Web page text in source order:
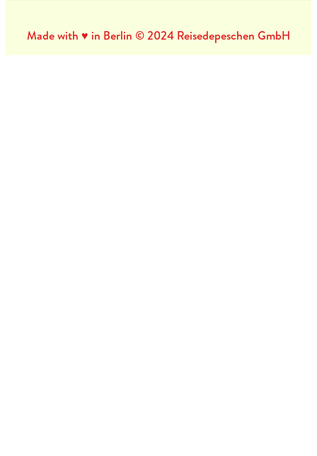
Made with ♥ in Berlin © 2024 Reisedepeschen GmbH